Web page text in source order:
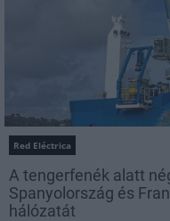
Red Eléctrica
A tengerfenék alatt
Spanyolország és
hálózatát